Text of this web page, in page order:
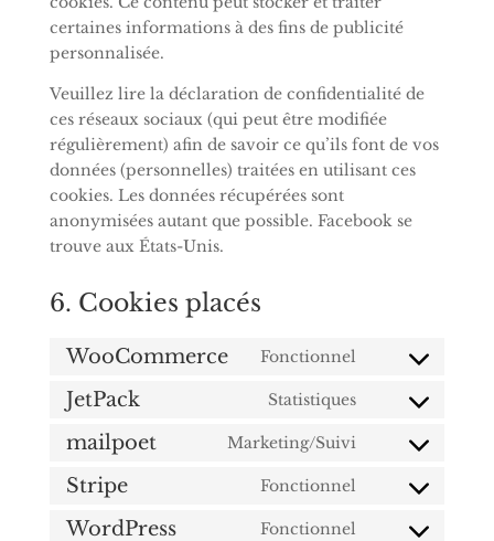
certaines informations à des fins de publicité
personnalisée.
Veuillez lire la déclaration de confidentialité de
ces réseaux sociaux (qui peut être modifiée
régulièrement) afin de savoir ce qu’ils font de vos
données (personnelles) traitées en utilisant ces
cookies. Les données récupérées sont
anonymisées autant que possible. Facebook se
trouve aux États-Unis.
6. Cookies placés
WooCommerce Fonctionnel
Consent
woocommerce
JetPack Statistiques
Consent
jetpack
mailpoet Marketing/Suivi
Consent
mailpoet
Stripe Fonctionnel
Consent
WordPress Fonctionnel